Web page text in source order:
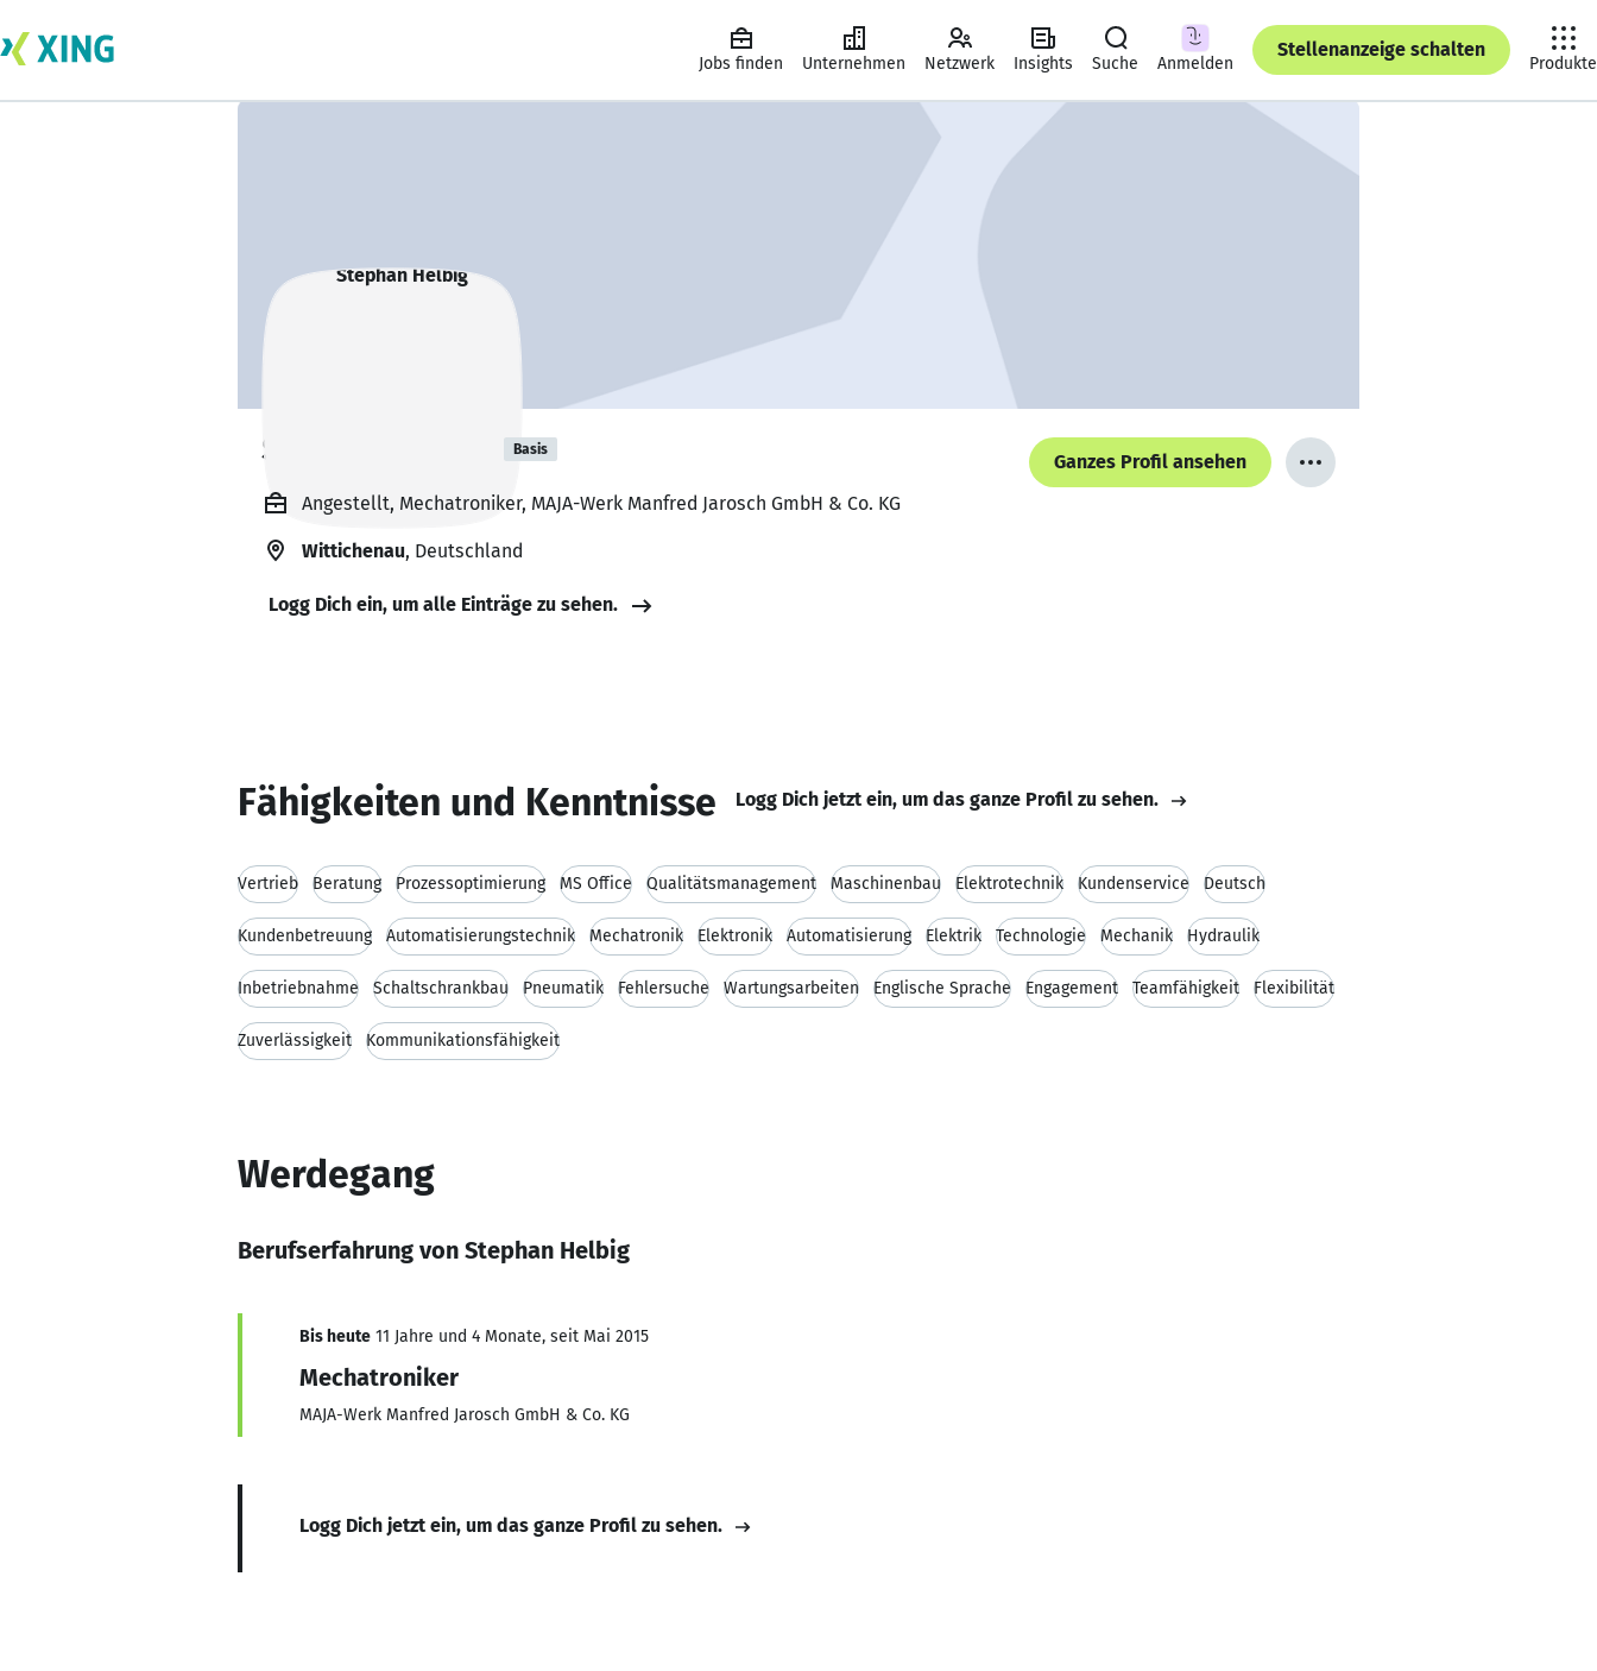
Jobs finden Unternehmen Netzwerk Insights Suche Anmelden
Stellenanzeige schalten
Produkte
Stephan Helbig Basis
Ganzes Profil ansehen
Angestellt, Mechatroniker, MAJA-Werk Manfred Jarosch GmbH & Co. KG
Wittichenau, Deutschland
Logg Dich ein, um alle Einträge zu sehen.
Fähigkeiten und Kenntnisse Logg Dich jetzt ein, um das ganze Profil zu sehen.
Vertrieb Beratung Prozessoptimierung MS Office Qualitätsmanagement Maschinenbau Elektrotechnik Kundenservice Deutsch
Kundenbetreuung Automatisierungstechnik Mechatronik Elektronik Automatisierung Elektrik Technologie Mechanik Hydraulik
Inbetriebnahme Schaltschrankbau Pneumatik Fehlersuche Wartungsarbeiten Englische Sprache Engagement Teamfähigkeit Flexibilität
Zuverlässigkeit Kommunikationsfähigkeit
Werdegang
Berufserfahrung von Stephan Helbig
Bis heute 11 Jahre und 4 Monate, seit Mai 2015
Mechatroniker
MAJA-Werk Manfred Jarosch GmbH & Co. KG
Logg Dich jetzt ein, um das ganze Profil zu sehen.